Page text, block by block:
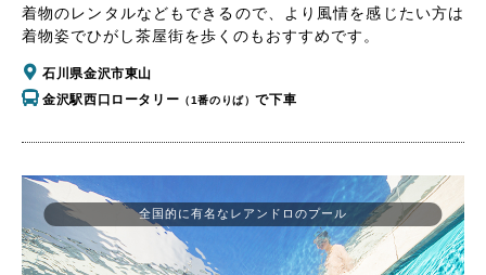
着物のレンタルなどもできるので、より風情を感じたい方は
着物姿でひがし茶屋街を歩くのもおすすめです。
石川県金沢市東山
金沢駅西口ロータリー （1番のりば）で下車
全国的に有名なレアンドロのプール